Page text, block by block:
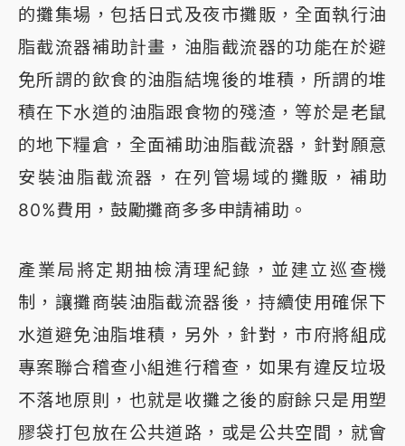
的攤集場，包括日式及夜市攤販，全面執行油
脂截流器補助計畫，油脂截流器的功能在於避
免所謂的飲食的油脂結塊後的堆積，所謂的堆
積在下水道的油脂跟食物的殘渣，等於是老鼠
的地下糧倉，全面補助油脂截流器，針對願意
安裝油脂截流器，在列管場域的攤販，補助
80%費用，鼓勵攤商多多申請補助。
產業局將定期抽檢清理紀錄，並建立巡查機
制，讓攤商裝油脂截流器後，持續使用確保下
水道避免油脂堆積，另外，針對，市府將組成
專案聯合稽查小組進行稽查，如果有違反垃圾
不落地原則，也就是收攤之後的廚餘只是用塑
膠袋打包放在公共道路，或是公共空間，就會